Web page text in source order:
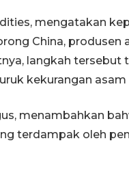
mengatakan
China, produsen
langkah tersebut
kekurangan asam
menambahkan
terdampak oleh